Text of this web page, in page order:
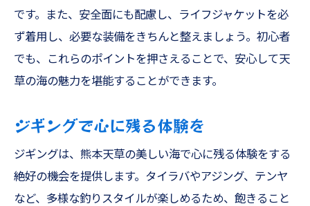
です。また、安全面にも配慮し、ライフジャケットを必
ず着用し、必要な装備をきちんと整えましょう。初心者
でも、これらのポイントを押さえることで、安心して天
草の海の魅力を堪能することができます。
ジギングで心に残る体験を
ジギングは、熊本天草の美しい海で心に残る体験をする
絶好の機会を提供します。タイラバやアジング、テンヤ
など、多様な釣りスタイルが楽しめるため、飽きること